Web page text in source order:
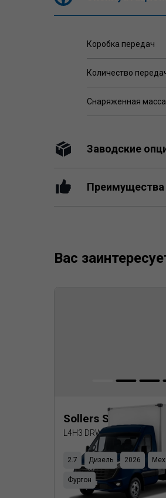
Коробка передач
Количество
Снаряженная масса
Заводские
Преимущества
Вас
Sollers SF5
L4H3 DRW (Пластик ППУ)
2.7 Дизель 2026
Фургон